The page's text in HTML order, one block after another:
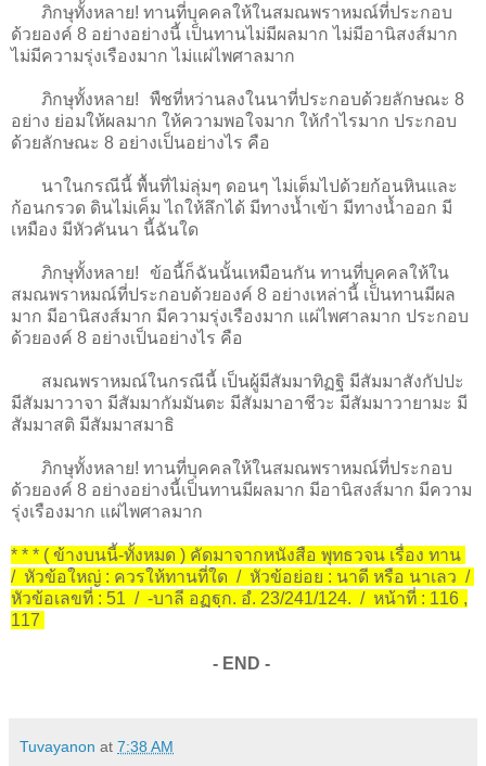
ภิกษุทั้งหลาย! ทานที่บุคคลให้ในสมณพราหมณ์ที่ประกอบ
ด้วยองค์ 8 อย่างอย่างนี้ เป็นทานไม่มีผลมาก ไม่มีอานิสงส์มาก
ไม่มีความรุ่งเรืองมาก ไม่แผ่ไพศาลมาก
ภิกษุทั้งหลาย! พืชที่หว่านลงในนาที่ประกอบด้วยลักษณะ 8
อย่าง ย่อมให้ผลมาก ให้ความพอใจมาก ให้กำไรมาก ประกอบ
ด้วยลักษณะ 8 อย่างเป็นอย่างไร คือ
นาในกรณีนี้ พื้นที่ไม่ลุ่มๆ ดอนๆ ไม่เต็มไปด้วยก้อนหินและ
ก้อนกรวด ดินไม่เค็ม ไถให้ลึกได้ มีทางน้ำเข้า มีทางน้ำออก มี
เหมือง มีหัวคันนา นี้ฉันใด
ภิกษุทั้งหลาย! ข้อนี้ก็ฉันนั้นเหมือนกัน ทานที่บุคคลให้ใน
สมณพราหมณ์ที่ประกอบด้วยองค์ 8 อย่างเหล่านี้ เป็นทานมีผล
มาก มีอานิสงส์มาก มีความรุ่งเรืองมาก แผ่ไพศาลมาก ประกอบ
ด้วยองค์ 8 อย่างเป็นอย่างไร คือ
สมณพราหมณ์ในกรณีนี้ เป็นผู้มีสัมมาทิฏฐิ มีสัมมาสังกัปปะ
มีสัมมาวาจา มีสัมมากัมมันตะ มีสัมมาอาชีวะ มีสัมมาวายามะ มี
สัมมาสติ มีสัมมาสมาธิ
ภิกษุทั้งหลาย! ทานที่บุคคลให้ในสมณพราหมณ์ที่ประกอบ
ด้วยองค์ 8 อย่างอย่างนี้เป็นทานมีผลมาก มีอานิสงส์มาก มีความ
รุ่งเรืองมาก แผ่ไพศาลมาก
* * * ( ข้างบนนี้-ทั้งหมด ) คัดมาจากหนังสือ พุทธวจน เรื่อง ทาน
/ หัวข้อใหญ่ : ควรให้ทานที่ใด / หัวข้อย่อย : นาดี หรือ นาเลว /
หัวข้อเลขที่ : 51 / -บาลี อฏฐฺก. อํ. 23/241/124. / หน้าที่ : 116 ,
117
- END -
Tuvayanon at 7:38 AM